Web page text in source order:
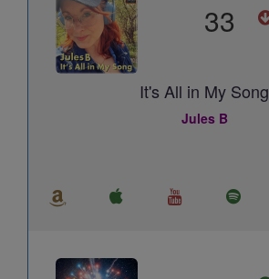
33
It's All in My Song
Jules B